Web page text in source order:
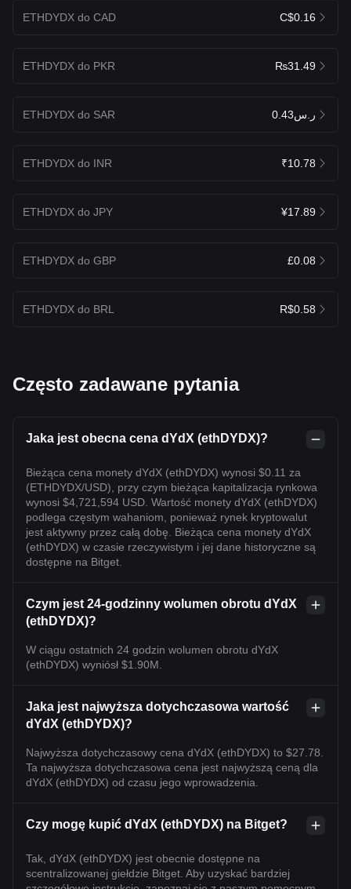
ETHDYDX do CAD C$0.16
ETHDYDX do PKR ₨31.49
ETHDYDX do SAR ر.س0.43
ETHDYDX do INR ₹10.78
ETHDYDX do JPY ¥17.89
ETHDYDX do GBP £0.08
ETHDYDX do BRL R$0.58
Często zadawane pytania
Jaka jest obecna cena dYdX (ethDYDX)?
Bieżąca cena monety dYdX (ethDYDX) wynosi $0.11 za
(ETHDYDX/USD), przy czym bieżąca kapitalizacja rynkowa
wynosi $4,721,594 USD. Wartość monety dYdX (ethDYDX)
podlega częstym wahaniom, ponieważ rynek kryptowalut
jest aktywny przez całą dobę. Bieżąca cena monety dYdX
(ethDYDX) w czasie rzeczywistym i jej dane historyczne są
dostępne na Bitget.
Czym jest 24-godzinny wolumen obrotu dYdX
(ethDYDX)?
W ciągu ostatnich 24 godzin wolumen obrotu dYdX
(ethDYDX) wyniósł $1.90M.
Jaka jest najwyższa dotychczasowa wartość
dYdX (ethDYDX)?
Najwyższa dotychczasowy cena dYdX (ethDYDX) to $27.78.
Ta najwyższa dotychczasowa cena jest najwyższą ceną dla
dYdX (ethDYDX) od czasu jego wprowadzenia.
Czy mogę kupić dYdX (ethDYDX) na Bitget?
Tak, dYdX (ethDYDX) jest obecnie dostępne na
scentralizowanej giełdzie Bitget. Aby uzyskać bardziej